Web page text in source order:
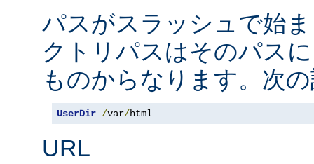
パスがスラッシュで始
クトリパスはそのパス
ものからなります。次
UserDir /var/html
URL